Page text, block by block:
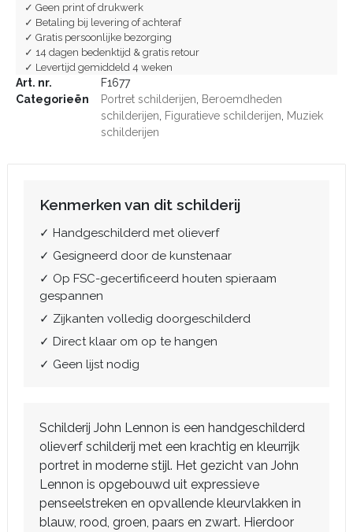
✓ Geen print of drukwerk
✓ Betaling bij levering of achteraf
✓ Gratis persoonlijke bezorging
✓ 14 dagen bedenktijd & gratis retour
✓ Levertijd gemiddeld 4 weken
Art. nr.
F1677
Categorieën
Portret schilderijen
Beroemdheden
schilderijen
Figuratieve schilderijen
Muziek
schilderijen
Kenmerken van dit schilderij
✓ Handgeschilderd met olieverf
✓ Gesigneerd door de kunstenaar
✓ Op FSC-gecertificeerd houten spieraam
gespannen
✓ Zijkanten volledig doorgeschilderd
✓ Direct klaar om op te hangen
✓ Geen lijst nodig
Schilderij John Lennon is een handgeschilderd
olieverf schilderij met een krachtig en kleurrijk
portret in moderne stijl. Het gezicht van John
Lennon is opgebouwd uit expressieve
penseelstreken en opvallende kleurvlakken in
blauw, rood, groen, paars en zwart. Hierdoor